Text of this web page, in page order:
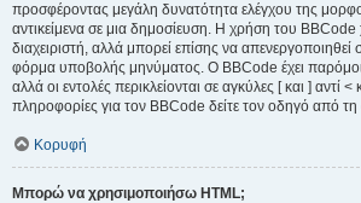
προσφέροντας μεγάλη δυνατότητα ελέγχου της
αντικείμενα σε μια δημοσίευση. Η χρήση του BBCode
διαχειριστή, αλλά μπορεί επίσης να
φόρμα υποβολής μηνύματος. Ο BBCode έχει
αλλά οι εντολές περικλείονται σε αγκύλες [ και ] αντί <
πληροφορίες για τον BBCode δείτε τον οδηγό από
Κορυφή
Μπορώ να χρησιμοποιήσω HTML;